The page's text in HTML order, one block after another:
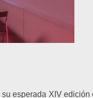
esperada XIV edición